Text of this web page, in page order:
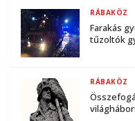
Farakás
tűzoltók
RÁBAKÖZ
RÁBAKÖZ